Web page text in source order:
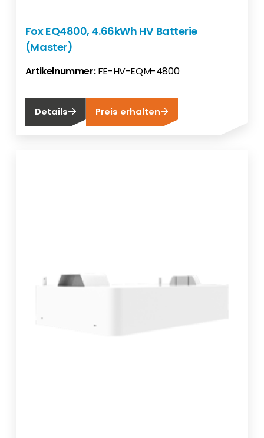
Fox EQ4800, 4.66kWh HV Batterie
(Master)
Artikelnummer:FE-HV-EQM-4800
Details Preis erhalten